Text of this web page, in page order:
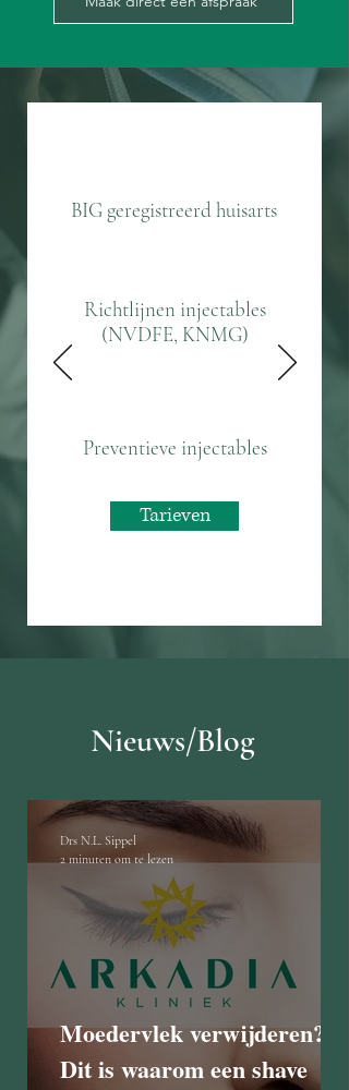
BIG geregistreerd huisarts
Richtlijnen injectables
(NVDFE, KNMG)
Preventieve injectables
Tarieven
Nieuws/Blog
Moedervlek verwijderen?
Dit is waarom een shave
Drs N.L. Sippel
2 minuten om te lezen